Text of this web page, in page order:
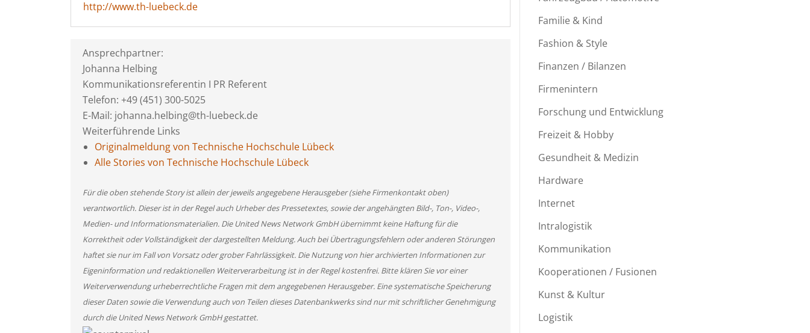
http://www.th-luebeck.de
Ansprechpartner:
Johanna Helbing
Kommunikationsreferentin I PR Referent
Telefon: +49 (451) 300-5025
E-Mail: johanna.helbing@th-luebeck.de
Weiterführende Links
Originalmeldung von Technische Hochschule Lübeck
Alle Stories von Technische Hochschule Lübeck
Für die oben stehende Story ist allein der jeweils angegebene Herausgeber (siehe Firmenkontakt oben)
verantwortlich. Dieser ist in der Regel auch Urheber des Pressetextes, sowie der angehängten Bild-, Ton-, Video-,
Medien- und Informationsmaterialien. Die United News Network GmbH übernimmt keine Haftung für die
Korrektheit oder Vollständigkeit der dargestellten Meldung. Auch bei Übertragungsfehlern oder anderen Störungen
haftet sie nur im Fall von Vorsatz oder grober Fahrlässigkeit. Die Nutzung von hier archivierten Informationen zur
Eigeninformation und redaktionellen Weiterverarbeitung ist in der Regel kostenfrei. Bitte klären Sie vor einer
Weiterverwendung urheberrechtliche Fragen mit dem angegebenen Herausgeber. Eine systematische Speicherung
dieser Daten sowie die Verwendung auch von Teilen dieses Datenbankwerks sind nur mit schriftlicher Genehmigung
durch die United News Network GmbH gestattet.
Familie & Kind
Fashion & Style
Finanzen / Bilanzen
Firmenintern
Forschung und Entwicklung
Freizeit & Hobby
Gesundheit & Medizin
Hardware
Internet
Intralogistik
Kommunikation
Kooperationen / Fusionen
Kunst & Kultur
Logistik